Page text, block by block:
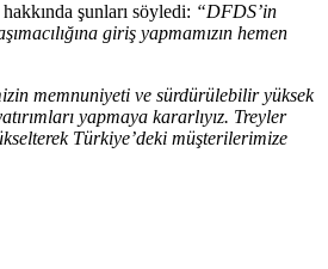
şunları söyledi: “DFDS’in
giriş yapmamızın hemen
memnuniyeti ve sürdürülebilir yüksek
yapmaya kararlıyız. Treyler
Türkiye’deki müşterilerimize